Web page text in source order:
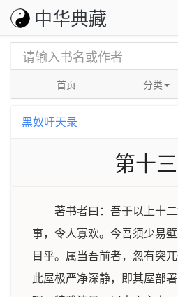
中华典藏
首页 分类
黑奴吁天录
第十
著书者曰：吾于以上十
事，令人寡欢。今吾须少易
目乎。属当吾前者，忽有突
此屋极严净深静，即其屋部